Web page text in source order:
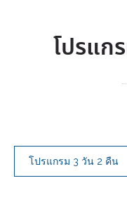
โปรแก
โปรแกรม 3 วัน 2 คืน